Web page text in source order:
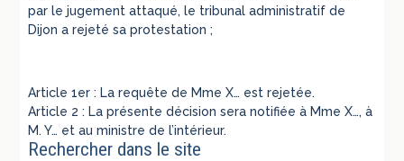
par le jugement attaqué, le tribunal administratif de
Dijon a rejeté sa protestation ;
Article 1er : La requête de Mme X… est rejetée.
Article 2 : La présente décision sera notifiée à Mme X…, à
M. Y… et au ministre de l’intérieur.
Rechercher dans le site